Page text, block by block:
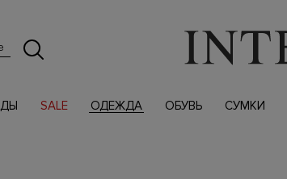
SALE ОДЕЖДА ОБУВЬ СУМКИ